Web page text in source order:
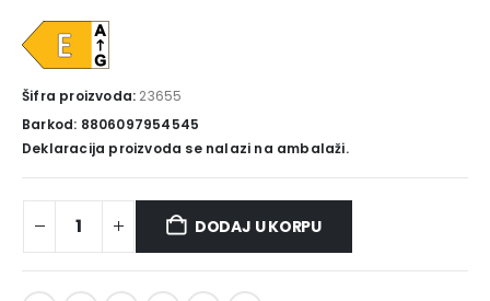
Šifra proizvoda: 23655
Barkod: 8806097954545
Deklaracija proizvoda se nalazi na ambalaži.
DODAJ U KORPU